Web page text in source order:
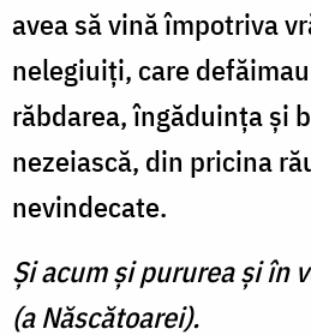
avea să vină împotriva
nelegiuiţi, care
răbdarea, îngăduinţa şi
nezeiască, din pricina
nevindecate.
Şi acum şi pururea şi în
(a Născătoarei).